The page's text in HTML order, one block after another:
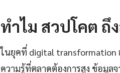
ทำไม สวปโคต
ในยุคที่ digital transformation
ความรู้ที่ตลาดต้องการสูง ข้อมูล